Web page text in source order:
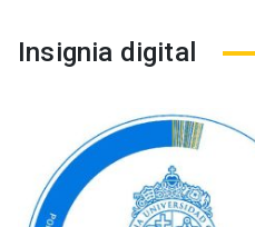
Insignia digital